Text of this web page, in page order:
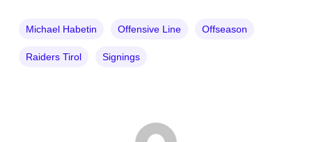
Michael Habetin Offensive Line Offseason
Raiders Tirol Signings